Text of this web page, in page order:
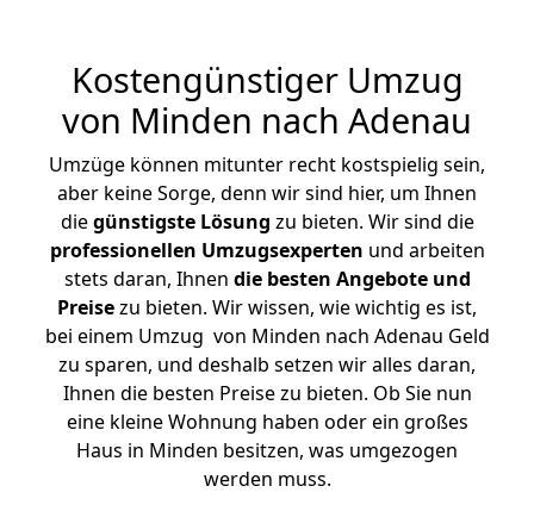
Kostengünstiger Umzug
von Minden nach Adenau
Umzüge können mitunter recht kostspielig sein,
aber keine Sorge, denn wir sind hier, um Ihnen
diegünstigste Lösung zu bieten. Wir sind die
professionellen Umzugsexperten und arbeiten
stets daran, Ihnen die besten Angebote und
Preisezu bieten. Wir wissen, wie wichtig es ist,
bei einem Umzug von Minden nach Adenau Geld
zu sparen, und deshalb setzen wir alles daran,
Ihnen die besten Preise zu bieten. Ob Sie nun
eine kleine Wohnung haben oder ein großes
Haus in Minden besitzen, was umgezogen
werden muss.